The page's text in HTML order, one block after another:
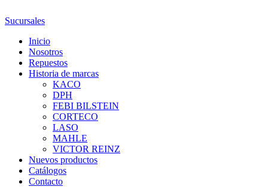
al
Sucursales
Inicio
Nosotros
Repuestos
Historia de marcas
KACO
DPH
FEBI BILSTEIN
CORTECO
LASO
MAHLE
VICTOR REINZ
Nuevos productos
Catálogos
Contacto